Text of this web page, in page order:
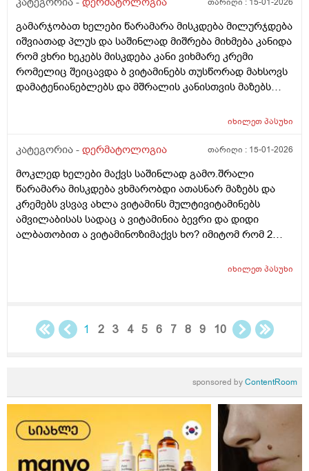
გამარჯობათ ხელები წარამარა მისკდება მილურჯდება
იშვიათად პლუს და საშინლად მიშრება მიხმება კანიდა
რომ ვხრი ხეკებს მისკდება კანი ვიხმარე კრემი
რომელიც შეიცავდა ბ ვიტამინებს თუსწორად მახსოვს
დამატენიანებლებს და მშრალის კანისთვის მაზებს
გამომწვევი მიზეზები ხშირი ხელების ბანვის გარდა და
გამომწვევი მიზეზები ან რა სხვა დაავადებები
კრემი
იხილეთპასუხი
კატეგორია - დერმატოლოგია თარიღი : 15-01-2026
მოკლედ ხელები მაქვს საშინლად გამო.შრალი
წარამარა მისკდება ვხმარობდი ათასნარ მაზებს და
კრემებს ვსვავ ახლა ვიტამინს მულტივიტამინებს
ამვილაბისას სადაც ა ვიტამინია ბევრი და დიდი
ალბათობით ა ვიტამინოზიმაქვს ხო? იმიტომ რომ 2
დაბანვაზე მიუხეშდება და მისკდება შემდეგ და არის
იხილეთპასუხი
1 2 3 4 5 6 7 8 9 10
sponsored byContentRoom